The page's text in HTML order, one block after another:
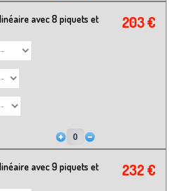
avec 8 piquets et
203 €
avec 9 piquets et
232 €